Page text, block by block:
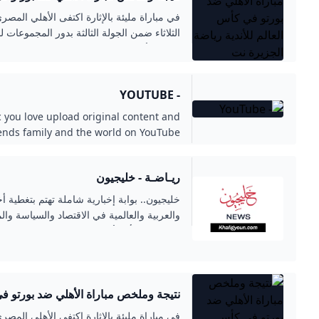
الجزيرة نت
الثلاثاء ضمن الجولة الثالثة بدور
العالم للأندية ليودع بذلك البطولة رفقة بورتو.
- YOUTUBE
you love upload original content and
family and the world on YouTube.
ريـاضـة - خليجيون
خليجيون.. بوابة إخبارية شاملة تهتم بتغطية
والعربية والعالمية في الاقتصاد والسياسة
ومقالات الرأي لأبرز الكتّاب والمحللين
الجزيرة نت